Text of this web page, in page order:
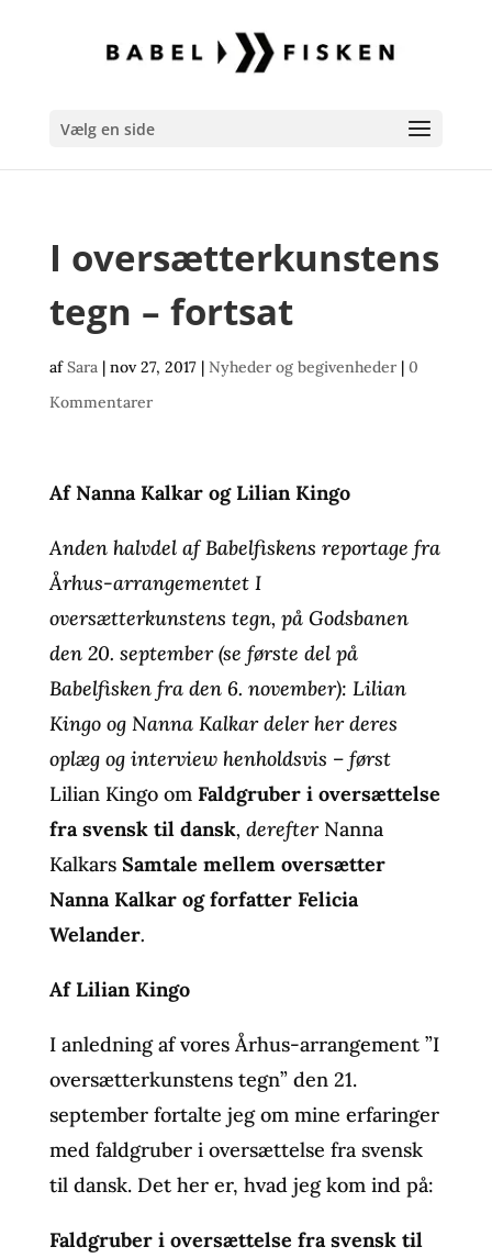
Vælg en side
I oversætterkunstens
tegn – fortsat
afSara| nov 27, 2017| Nyheder og begivenheder| 0
Kommentarer
Af Nanna Kalkar og Lilian Kingo
Anden halvdel af Babelfiskens reportage fra
Århus-arrangementet I
oversætterkunstens tegn, på Godsbanen
den 20. september (se første del på
Babelfisken fra den 6. november): Lilian
Kingo og Nanna Kalkar deler her deres
oplæg og interview henholdsvis – først
Lilian Kingo om Faldgruber i oversættelse
fra svensk til dansk, derefter Nanna
Kalkars Samtale mellem oversætter
Nanna Kalkar og forfatter Felicia
Welander.
Af Lilian Kingo
I anledning af vores Århus-arrangement ”I
oversætterkunstens tegn” den 21.
september fortalte jeg om mine erfaringer
med faldgruber i oversættelse fra svensk
til dansk. Det her er, hvad jeg kom ind på:
Faldgruber i oversættelse fra svensk til